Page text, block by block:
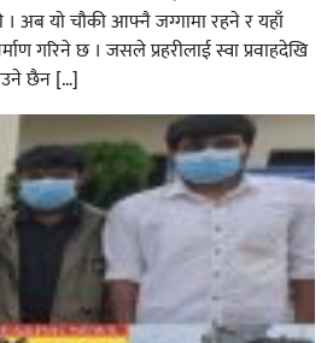
वडा–वडामा विशेष अभियान सञ्चालन
। अब याे चाैकी आफ्नै जग्गामा रहने र यहाँ
गरिने छ । जसले प्रहरीलाई स्वा प्रवाहदेखि
छैन […]